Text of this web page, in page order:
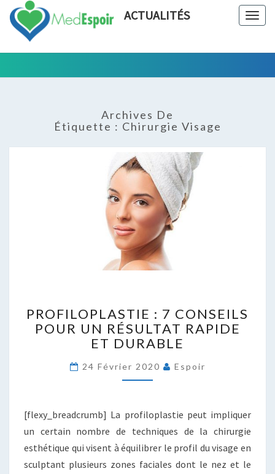
ACTUALITÉS
Avec La
Chirurgie
Esthétique
Archives De
Étiquette : Chirurgie Visage
7
CONSEILS
UN
RÉSULTAT
ET
DURABLE
PROFILOPLASTIE : 7 CONSEILS
POUR UN RÉSULTAT RAPIDE
ET DURABLE
24 Février 2020 Espoir
[flexy_breadcrumb] La profiloplastie peut impliquer
un certain nombre de techniques de la chirurgie
esthétique qui visent à équilibrer le profil du visage en
sculptant plusieurs zones faciales dont le nez et le